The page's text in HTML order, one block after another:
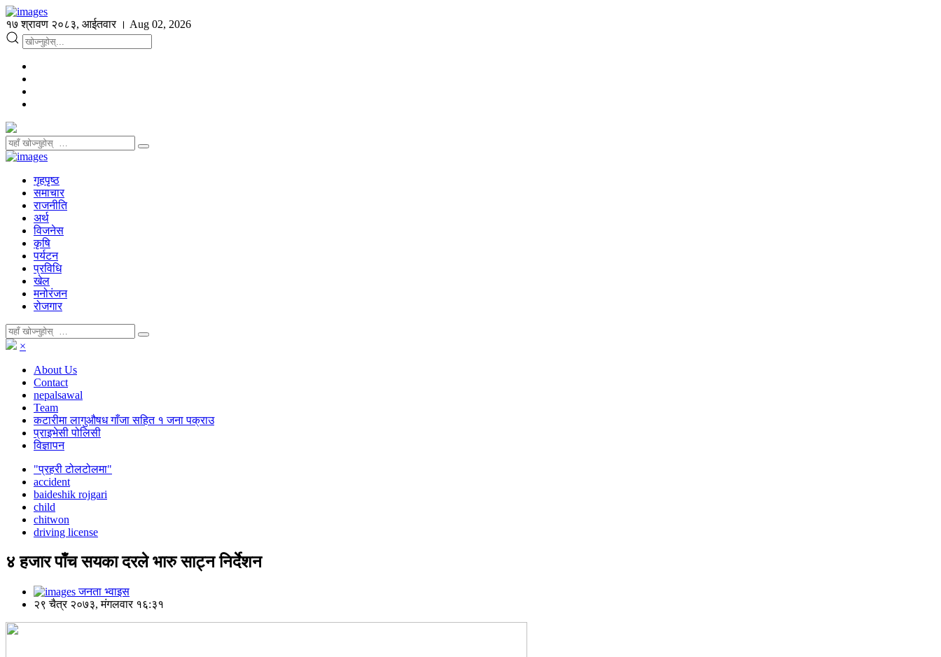
१७ श्रावण २०८३, आईतवार । Aug 02, 2026
गृहपृष्ठ
समाचार
राजनीति
अर्थ
विजनेस
कृषि
पर्यटन
प्रविधि
खेल
मनोरंजन
रोजगार
×
About Us
Contact
nepalsawal
Team
कटारीमा लागुऔषध गाँजा सहित १ जना पक्राउ
प्राइभेसी पोलिसी
विज्ञापन
"प्रहरी टोलटोलमा"
accident
baideshik rojgari
child
chitwon
driving license
४ हजार पाँच सयका दरले भारु साट्न निर्देशन
जनता भ्वाइस
२९ चैत्र २०७३, मंगलवार १६:३१